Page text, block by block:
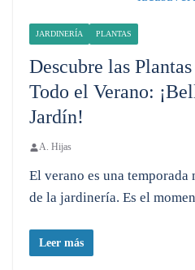
JARDINERÍA PLANTAS
Descubre las
Todo el Verano:
Jardín!
A. Hijas
El verano es una temporada
de la jardinería. Es el
Leer más